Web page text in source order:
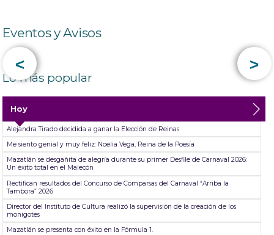
Eventos y Avisos
< >
Lo más popular
Hoy
Alejandra Tirado decidida a ganar la Elección de Reinas
Me siento genial y muy feliz: Noelia Vega, Reina de la Poesía
Mazatlán se desgañita de alegría durante su primer Desfile de Carnaval 2026:
Un éxito total en el Malecón
Rectifican resultados del Concurso de Comparsas del Carnaval “Arriba la
Tambora” 2026
Director del Instituto de Cultura realizó la supervisión de la creación de los
monigotes
Mazatlán se presenta con éxito en la Fórmula 1.